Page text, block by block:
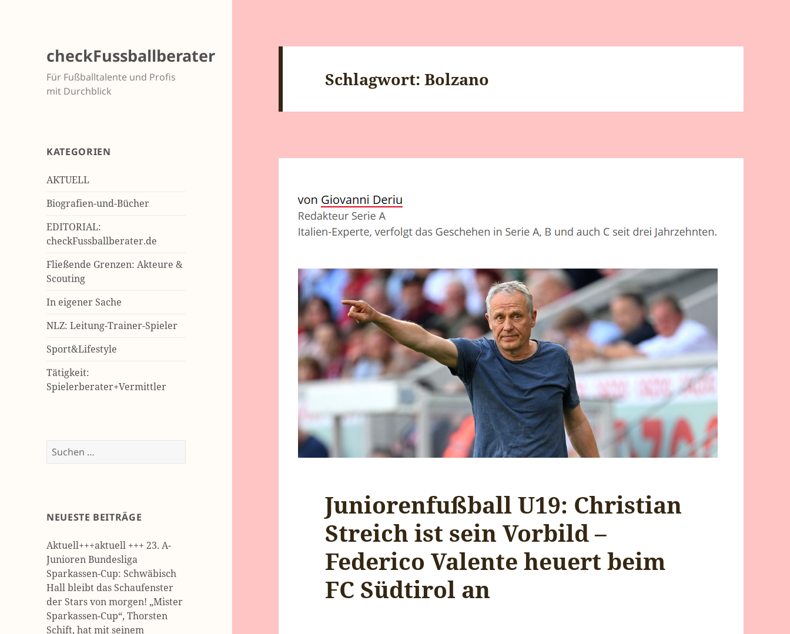
checkFussballberater
Für Fußballtalente und Profis
mit Durchblick
KATEGORIEN
AKTUELL
Biografien-und-Bücher
EDITORIAL:
checkFussballberater.de
Fließende Grenzen: Akteure &
Scouting
In eigener Sache
NLZ: Leitung-Trainer-Spieler
Sport&Lifestyle
Tätigkeit:
Spielerberater+Vermittler
Suchen
nach:
NEUESTE BEITRÄGE
Aktuell+++aktuell +++ 23. A-
Junioren Bundesliga
Sparkassen-Cup: Schwäbisch
Hall bleibt das Schaufenster
der Stars von morgen! „Mister
Sparkassen-Cup“, Thorsten
Schift, hat mit seinem
Schlagwort:Bolzano
Juniorenfußball U19: Christian
Streich ist sein Vorbild –
Federico Valente heuert beim
FC Südtirol an